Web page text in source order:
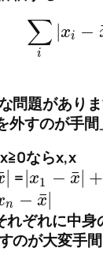
∑
i
|xi −
問題があり
外すのが手間
ならx,x
= |x1 − x
¯ +
n − x
¯|
れぞれに中
のが大変手間